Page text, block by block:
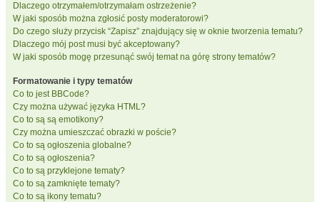
Dlaczego otrzymałem/otrzymałam ostrzeżenie?
W jaki sposób można zgłosić posty moderatorowi?
Do czego służy przycisk “Zapisz” znajdujący się w oknie tworzenia tematu?
Dlaczego mój post musi być akceptowany?
W jaki sposób mogę przesunąć swój temat na górę strony tematów?
Formatowanie i typy tematów
Co to jest BBCode?
Czy można używać języka HTML?
Co to są są emotikony?
Czy można umieszczać obrazki w poście?
Co to są ogłoszenia globalne?
Co to są ogłoszenia?
Co to są przyklejone tematy?
Co to są zamknięte tematy?
Co to są ikony tematu?